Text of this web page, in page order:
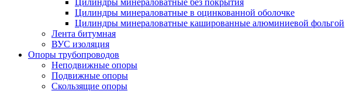
Цилиндры минераловатные без покрытия
Цилиндры минераловатные в оцинкованной оболочке
Цилиндры минераловатные кашированные алюминиевой фольгой
Лента битумная
ВУС изоляция
Опоры трубопроводов
Неподвижные опоры
Подвижные опоры
Скользящие опоры